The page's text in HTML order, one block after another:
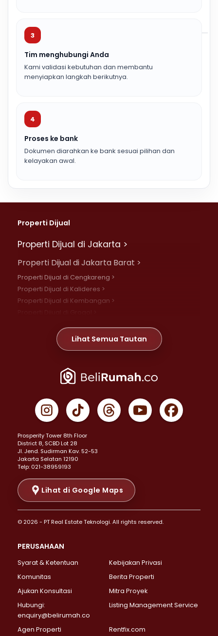
3
Tim menghubungi Anda
Kami validasi kebutuhan dan membantu
menyiapkan langkah berikutnya.
4
Proses ke bank
Dokumen diarahkan ke bank sesuai pilihan dan
kelayakan awal.
Properti Dijual
Properti Dijual di Jakarta >
Properti Dijual di Jakarta Barat >
Properti Dijual di Cengkareng >
Properti Dijual di Kalideres >
Properti Dijual di Kembangan >
Properti Dijual di Meruya >
Properti Dijual di Jelambar >
Properti Dijual di Jakarta Pusat >
Properti Dijual di Gambir >
Properti Dijual di Johar Baru >
Properti Dijual di Menteng >
Properti Dijual di Senen >
Properti Dijual di Tanah Abang >
Properti Dijual di Cikini >
Properti Dijual di Kramat >
Properti Dijual di Pasar Baru >
Properti Dijual di Bendungan Hilir >
Properti Dijual di Jakarta Selatan >
Properti Dijual di Lebak Bulus >
Properti Dijual di Gandaria Selatan >
Properti Dijual di Pondok Labu >
Properti Dijual di Lenteng Agung >
Properti Dijual di Senayan >
Properti Dijual di Pondok Pinang >
Lihat Semua Tautan
Prosperity Tower 8th Floor
District 8, SCBD Lot 28
JI. Jend. Sudirman Kav. 52-53
Jakarta Selatan 12190
Telp: 021-38959193
Lihat di Google Maps
© 2026 - PT Real Estate Teknologi. All rights reserved.
PERUSAHAAN
Syarat & Ketentuan
Kebijakan Privasi
Komunitas
Berita Properti
Ajukan Konsultasi
Mitra Proyek
Hubungi:
enquiry@belirumah.co
Listing Management Service
Agen Properti Rentfix.com